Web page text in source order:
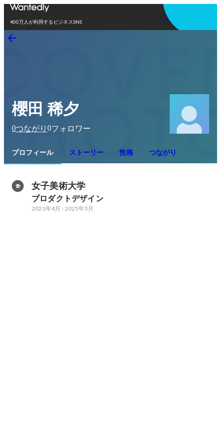
400万人が利用するビジネスSNS
アプリを使う
櫻田 稀夕
0つながり 0フォロワー
プロフィール ストーリー 性格 つながり
女子美術大学
プロダクトデザイン
2021年4月 -2025年3月